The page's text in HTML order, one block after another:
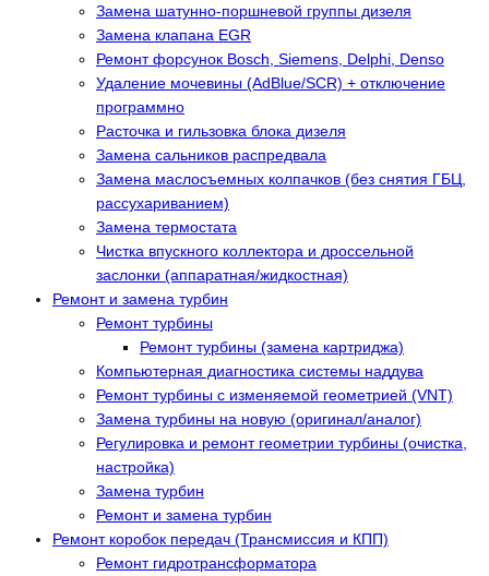
Замена шатунно-поршневой группы дизеля
Замена клапана EGR
Ремонт форсунок Bosch, Siemens, Delphi, Denso
Удаление мочевины (AdBlue/SCR) + отключение
программно
Расточка и гильзовка блока дизеля
Замена сальников распредвала
Замена маслосъемных колпачков (без снятия ГБЦ,
рассухариванием)
Замена термостата
Чистка впускного коллектора и дроссельной
заслонки (аппаратная/жидкостная)
Ремонт и замена турбин
Ремонт турбины
Ремонт турбины (замена картриджа)
Компьютерная диагностика системы наддува
Ремонт турбины с изменяемой геометрией (VNT)
Замена турбины на новую (оригинал/аналог)
Регулировка и ремонт геометрии турбины (очистка,
настройка)
Замена турбин
Ремонт и замена турбин
Ремонт коробок передач (Трансмиссия и КПП)
Ремонт гидротрансформатора